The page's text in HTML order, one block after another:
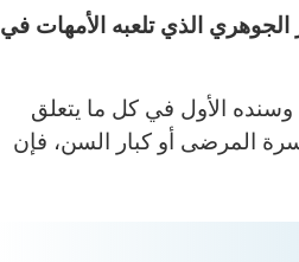
الجوهري الذي تلعبه الأمهات في
وسنده الأول في كل ما يتعلق
المرضى أو كبار السن، فإن